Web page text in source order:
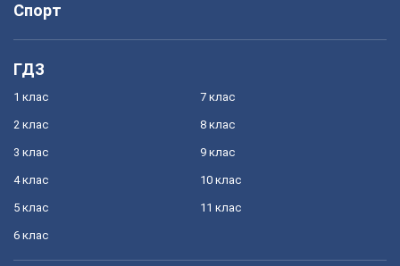
Спорт
ГДЗ
1 клас
2 клас
3 клас
4 клас
5 клас
6 клас
7 клас
8 клас
9 клас
10 клас
11 клас